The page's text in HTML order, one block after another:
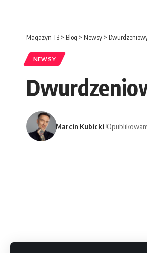
Magazyn T3 > Blog > Newsy >
NEWSY
Marcin Kubicki